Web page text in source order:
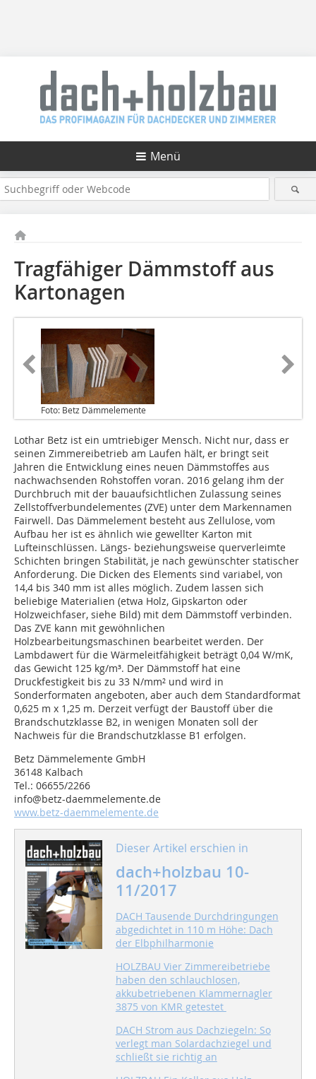
Menü
Tragfähiger Dämmstoff aus
Kartonagen
Foto: Betz Dämmelemente
Lothar Betz ist ein umtriebiger Mensch. Nicht nur, dass er
seinen Zimmereibetrieb am Laufen hält, er bringt seit
Jahren die Entwicklung eines neuen Dämmstoffes aus
nachwachsenden Rohstoffen voran. 2016 gelang ihm der
Durchbruch mit der bauaufsichtlichen Zulassung seines
Zellstoffverbundelementes (ZVE) unter dem Markennamen
Fairwell. Das Dämmelement besteht aus Zellulose, vom
Aufbau her ist es ähnlich wie gewellter Karton mit
Lufteinschlüssen. Längs- beziehungsweise querverleimte
Schichten bringen Stabilität, je nach gewünschter statischer
Anforderung. Die Dicken des Elements sind variabel, von
14,4 bis 340 mm ist alles möglich. Zudem lassen sich
beliebige Materialien (etwa Holz, Gipskarton oder
Holzweichfaser, siehe Bild) mit dem Dämmstoff verbinden.
Das ZVE kann mit gewöhnlichen
Holzbearbeitungsmaschinen bearbeitet werden. Der
Lambdawert für die Wärmeleitfähigkeit beträgt 0,04 W/mK,
das Gewicht 125 kg/m³. Der Dämmstoff hat eine
Druckfestigkeit bis zu 33 N/mm² und wird in
Sonderformaten angeboten, aber auch dem Standardformat
0,625 m x 1,25 m. Derzeit verfügt der Baustoff über die
Brandschutzklasse B2, in wenigen Monaten soll der
Nachweis für die Brandschutzklasse B1 erfolgen.
Betz Dämmelemente GmbH
36148 Kalbach
Tel.: 06655/2266
info@betz-daemmelemente.de
www.betz-daemmelemente.de
Dieser Artikel erschien in
dach+holzbau 10-
11/2017
DACH Tausende Durchdringungen
abgedichtet in 110 m Höhe: Dach
der Elbphilharmonie
HOLZBAU Vier Zimmereibetriebe
haben den schlauchlosen,
akkubetriebenen Klammernagler
3875 von KMR getestet
DACH Strom aus Dachziegeln: So
verlegt man Solardachziegel und
schließt sie richtig an